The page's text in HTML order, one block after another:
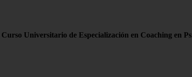
Curso Universitario de Especialización en Coaching en